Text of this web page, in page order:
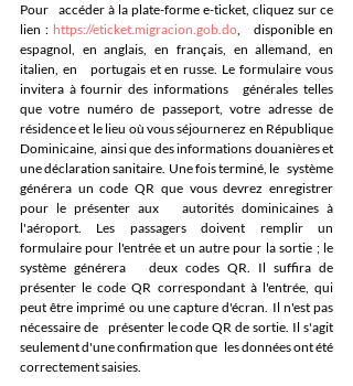
Pour   accéder à la plate-forme e-ticket, cliquez sur ce
lien : https://eticket.migracion.gob.do,   disponible en
espagnol, en anglais, en français, en allemand, en
italien, en   portugais et en russe. Le formulaire vous
invitera à fournir des informations   générales telles
que votre numéro de passeport, votre adresse de
résidence et le lieu où vous séjournerez en République
Dominicaine, ainsi que des informations douanières et
une déclaration sanitaire. Une fois terminé, le   système
générera un code QR que vous devrez enregistrer
pour le présenter aux   autorités dominicaines à
l'aéroport. Les passagers doivent remplir un
formulaire pour l'entrée et un autre pour la sortie ; le
système générera   deux codes QR. Il suffira de
présenter le code QR correspondant à l'entrée, qui
peut être imprimé ou une capture d'écran. Il n'est pas
nécessaire de   présenter le code QR de sortie. Il s'agit
seulement d'une confirmation que   les données ont été
correctement saisies.